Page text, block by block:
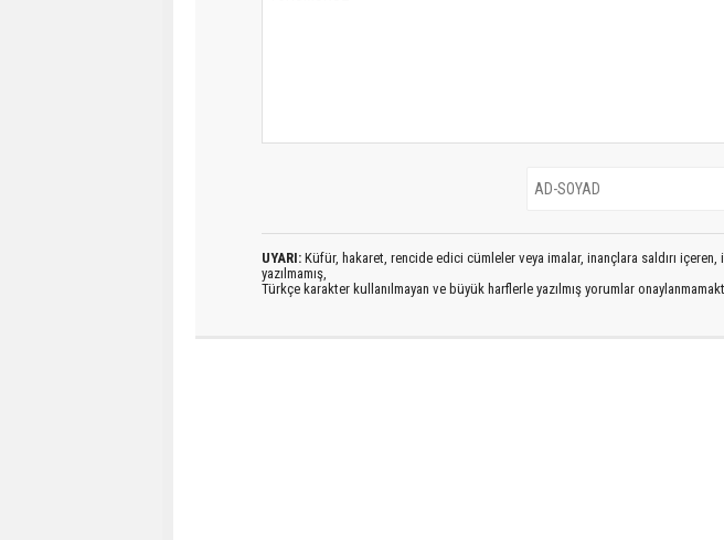
UYARI: Küfür, hakaret, rencide edici cümleler veya imalar, inançlara saldırı içeren,
yazılmamış,
Türkçe karakter kullanılmayan ve büyük harflerle yazılmış yorumlar